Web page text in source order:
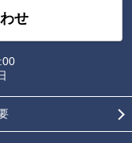
せ